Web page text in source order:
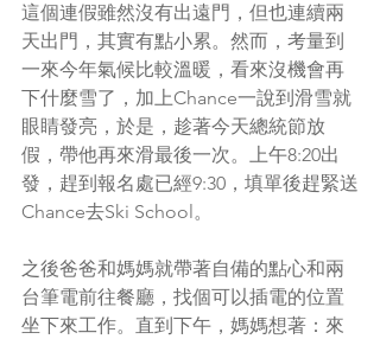
這個連假雖然沒有出遠門，但也連續兩
天出門，其實有點小累。然而，考量到
一來今年氣候比較溫暖，看來沒機會再
下什麼雪了，加上Chance一說到滑雪就
眼睛發亮，於是，趁著今天總統節放
假，帶他再來滑最後一次。上午8:20出
發，趕到報名處已經9:30，填單後趕緊送
Chance去Ski School。
之後爸爸和媽媽就帶著自備的點心和兩
台筆電前往餐廳，找個可以插電的位置
坐下來工作。直到下午，媽媽想著：來